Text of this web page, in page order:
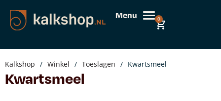
Menu 0
Kalkshop / Winkel / Toeslagen / Kwartsmeel
Kwartsmeel